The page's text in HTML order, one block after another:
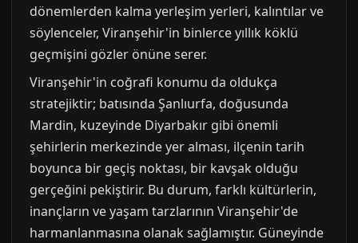
dönemlerden kalma yerleşim yerleri, kalıntılar ve
söylenceler, Viranşehir'in binlerce yıllık köklü
geçmişini gözler önüne serer.
Viranşehir'in coğrafi konumu da oldukça
stratejiktir; batısında Şanlıurfa, doğusunda
Mardin, kuzeyinde Diyarbakır gibi önemli
şehirlerin merkezinde yer alması, ilçenin tarih
boyunca bir geçiş noktası, bir kavşak olduğu
gerçeğini pekiştirir. Bu durum, farklı kültürlerin,
inançların ve yaşam tarzlarının Viranşehir'de
harmanlanmasına olanak sağlamıştır. Güneyinde